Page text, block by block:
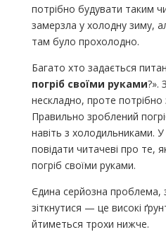
потрібно будувати таким
замерзла у холодну зиму,
там було прохолодно.
Багато хто задається
погріб своїми руками?».
нескладно, проте потрібно
Правильно зроблений
навіть з холодильниками. У
повідати читачеві про те,
погріб своїми руками.
Єдина серйозна
зіткнутися — це високі
йтиметься трохи нижче.